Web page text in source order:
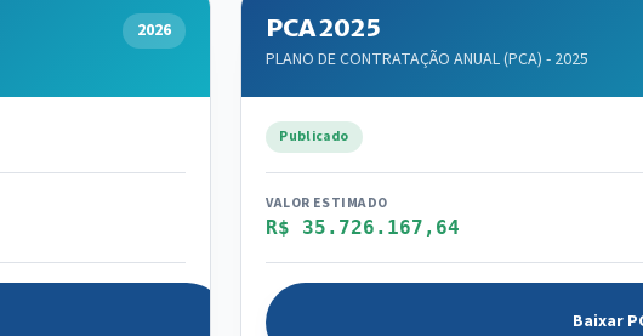
2026 PCA 2025
PLANO DE CONTRATAÇÃO ANUAL (PCA) - 2025
Publicado
VALOR ESTIMADO
R$ 35.726.167,64
Baixar